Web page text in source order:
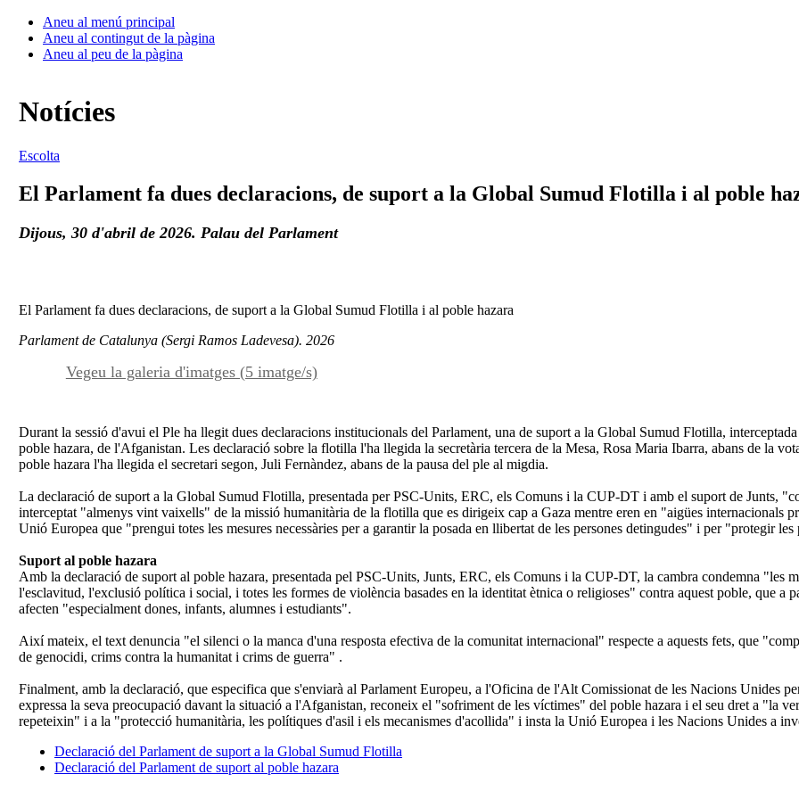
Aneu al menú principal
Aneu al contingut de la pàgina
Aneu al peu de la pàgina
Notícies
Escolta
El Parlament fa dues declaracions, de suport a la Global Sumud Flotilla i al poble
Dijous, 30 d'abril de 2026. Palau del Parlament
El Parlament fa dues declaracions, de suport a la Global Sumud Flotilla i al poble hazara
Parlament de Catalunya (Sergi Ramos Ladevesa). 2026
Vegeu la galeria d'imatges (5 imatge/s)
Durant la sessió d'avui el Ple ha llegit dues declaracions institucionals del Parlament, una de suport a la Global Sumud Flotilla,
poble hazara, de l'Afganistan. Les declaració sobre la flotilla l'ha llegida la secretària tercera de la Mesa, Rosa Maria Ibarra, abans de la
poble hazara l'ha llegida el secretari segon, Juli Fernàndez, abans de la pausa del ple al migdia.
La declaració de suport a la Global Sumud Flotilla, presentada per PSC-Units, ERC, els Comuns i la CUP-DT i amb el suport de Junts,
interceptat "almenys vint vaixells" de la missió humanitària de la flotilla que es dirigeix cap a Gaza mentre eren en "aigües internacionals
Unió Europea que "prengui totes les mesures necessàries per a garantir la posada en llibertat de les persones detingudes" i per "protegir
Suport al poble hazara
Amb la declaració de suport al poble hazara, presentada pel PSC-Units, Junts, ERC, els Comuns i la CUP-DT, la cambra condemna "les
l'esclavitud, l'exclusió política i social, i totes les formes de violència basades en la identitat ètnica o religioses" contra aquest poble, que a
afecten "especialment dones, infants, alumnes i estudiants".
Així mateix, el text denuncia "el silenci o la manca d'una resposta efectiva de la comunitat internacional" respecte a aquests fets, que
de genocidi, crims contra la humanitat i crims de guerra" .
Finalment, amb la declaració, que especifica que s'enviarà al Parlament Europeu, a l'Oficina de l'Alt Comissionat de les Nacions Unides
expressa la seva preocupació davant la situació a l'Afganistan, reconeix el "sofriment de les víctimes" del poble hazara i el seu dret a "la
repeteixin" i a la "protecció humanitària, les polítiques d'asil i els mecanismes d'acollida" i insta la Unió Europea i les Nacions Unides a
Declaració del Parlament de suport a la Global Sumud Flotilla
Declaració del Parlament de suport al poble hazara